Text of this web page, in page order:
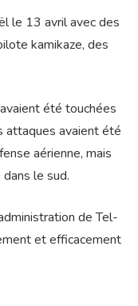
le 13 avril avec des
kamikaze, des
été touchées
attaques avaient été
aérienne, mais
le sud.
de Tel-
et efficacement